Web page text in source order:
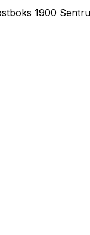
1900